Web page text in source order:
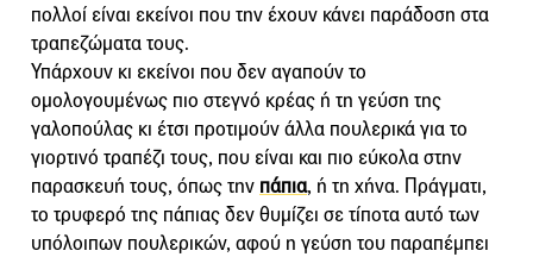
πολλοί είναι εκείνοι που την έχουν κάνει παράδοση στα
τραπεζώματα τους.
Υπάρχουν κι εκείνοι που δεν αγαπούν το
ομολογουμένως πιο στεγνό κρέας ή τη γεύση της
γαλοπούλας κι έτσι προτιμούν άλλα πουλερικά για το
γιορτινό τραπέζι τους, που είναι και πιο εύκολα στην
παρασκευή τους, όπως την πάπια, ή τη χήνα. Πράγματι,
το τρυφερό της πάπιας δεν θυμίζει σε τίποτα αυτό των
υπόλοιπων πουλερικών, αφού η γεύση του παραπέμπει